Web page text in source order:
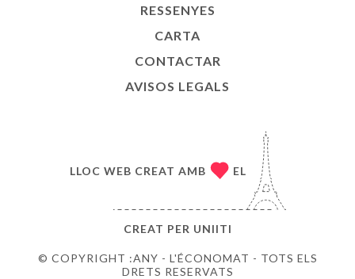
RESSENYES
CARTA
CONTACTAR
AVISOS LEGALS
© COPYRIGHT :ANY - L'ÉCONOMAT - TOTS ELS
DRETS RESERVATS
LLOC WEB CREAT AMB EL
CREAT PER UNIITI